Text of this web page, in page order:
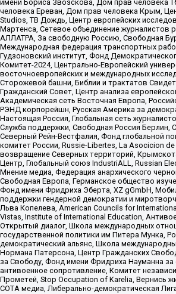
имени Бориса Звозскова, Дом прав человека
человека Ереван, Дом прав человека Крым,
Studios, ТВ Дождь, Центр европейских
Мартенса, Сетевое объединение журналистов
АЛЛАТРА, За свободную Россию, Свободная
Международная федерация транспортных
Гудзоновский институт, Фонд
Комитет-2024, Центрально-Европейский
восточноевропейских и международных
Сторожевой башни, Библии и трактатов
Гражданский Совет, Центр анализа
Академическая сеть Восточная Европа,
РЭНД корпорейшн, Русская Америка за
Настоящая Россия, Глобальная сеть
Служба поддержки, Свободная Россия Берлин,
Северный Рейн-Вестфалия, Фонд глобальной
комитет России, Russie-Libertes, La Asocicion
возвращение Северных территорий,
Центр, Глобальный союз IndustriALL, Russian
Мнение медиа, Федерация анархического
Свободная Европа, Германское общество
Фонд имени Фридриха Эберта, XZ gGmbH,
поддержки гендерной демократии и
Льва Копелева, American Councils for
Vistas, Institute of International Education,
Открытый диалог, Школа международных
государственной политики им Питера Мунка,
демократический альянс, Школа
Нормана Патерсона, Центр Гражданских
за Свободу, Фонд имени Фридриха Науманна
антивоенное сопротивление, Комитет
Прометей, Stop Occupation of Karelia, Вернись
СОТА медиа, Либерально-демократическая